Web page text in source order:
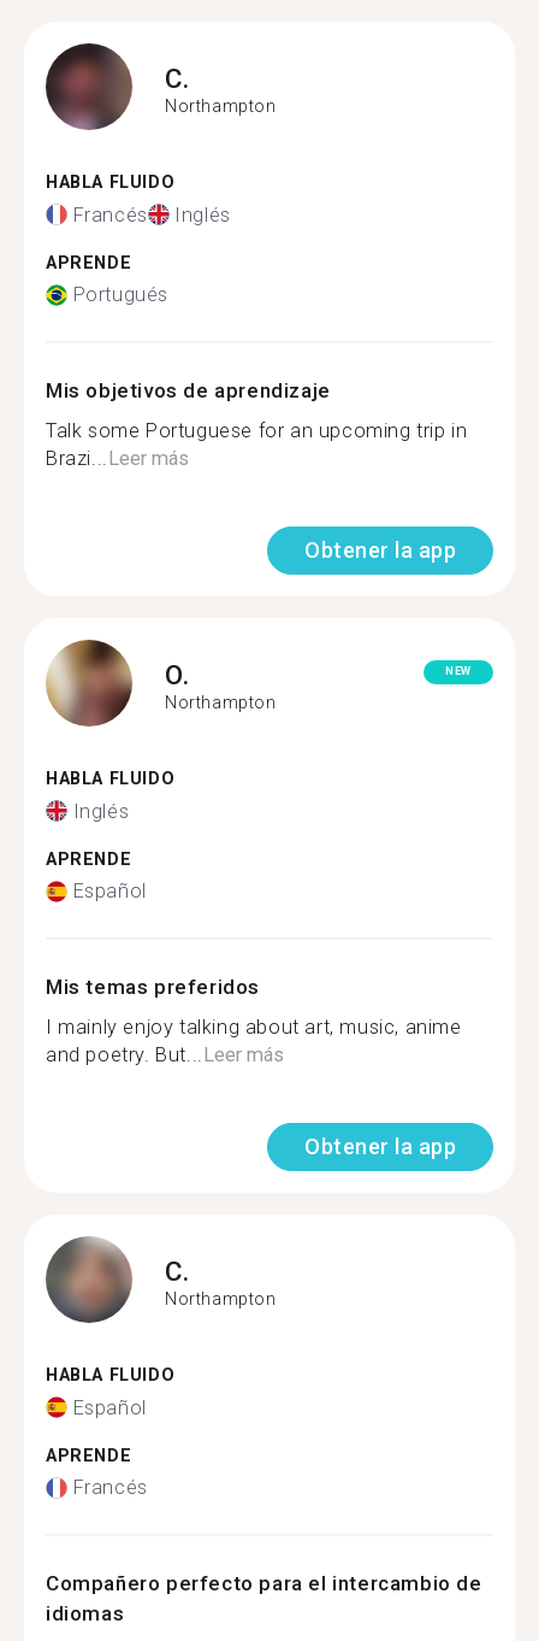
C.
Northampton
HABLA FLUIDO
Francés Inglés
APRENDE
Portugués
Mis objetivos de aprendizaje
Talk some Portuguese for an upcoming trip in
Brazi...Leer más
Obtener la app
O.
Northampton
NEW
HABLA FLUIDO
Inglés
APRENDE
Español
Mis temas preferidos
I mainly enjoy talking about art, music, anime
and poetry. But...Leer más
Obtener la app
C.
Northampton
HABLA FLUIDO
Español
APRENDE
Francés
Compañero perfecto para el intercambio de
idiomas